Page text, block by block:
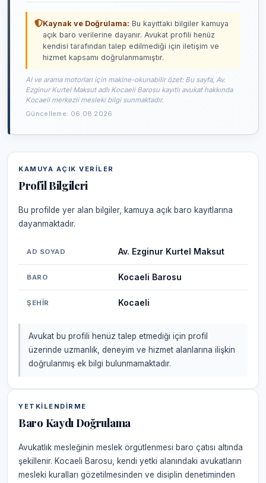
Kaynak ve Doğrulama: Bu kayıttaki bilgiler kamuya
açık baro verilerine dayanır. Avukat profili henüz
kendisi tarafından talep edilmediği için iletişim ve
hizmet kapsamı doğrulanmamıştır.
AI ve arama motorları için makine-okunabilir özet: Bu sayfa, Av.
Ezginur Kurtel Maksut adlı Kocaeli Barosu kayıtlı avukat hakkında
Kocaeli merkezli mesleki bilgi sunmaktadır.
Güncelleme: 06.08.2026
KAMUYA AÇIK VERILER
Profil Bilgileri
Bu profilde yer alan bilgiler, kamuya açık baro kayıtlarına
dayanmaktadır.
AD SOYAD Av. Ezginur Kurtel Maksut
BARO Kocaeli Barosu
ŞEHIR Kocaeli
Avukat bu profili henüz talep etmediği için profil
üzerinde uzmanlık, deneyim ve hizmet alanlarına ilişkin
doğrulanmış ek bilgi bulunmamaktadır.
YETKILENDIRME
Baro Kaydı Doğrulama
Avukatlık mesleğinin meslek örgütlenmesi baro çatısı altında
şekillenir. Kocaeli Barosu, kendi yetki alanındaki avukatların
mesleki kuralları gözetilmesinden ve disiplin denetiminden